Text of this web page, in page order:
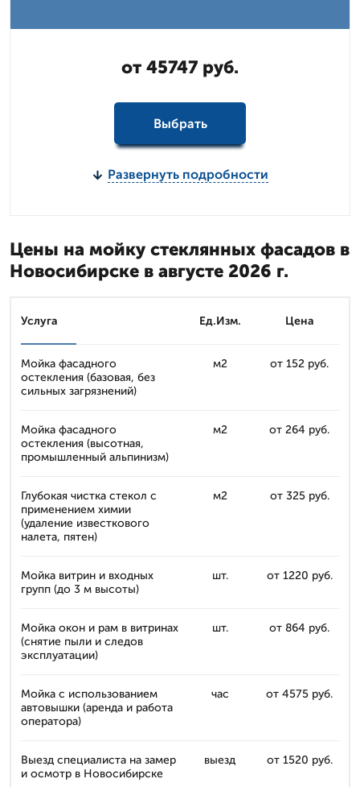
от 45747 руб.
Выбрать
Развернуть подробности
Цены на мойку стеклянных фасадов в
Новосибирске в августе 2026 г.
Услуга Ед.Изм. Цена
Мойка фасадного
остекления (базовая, без
сильных загрязнений)
м2 от 152 руб.
Мойка фасадного
остекления (высотная,
промышленный альпинизм)
м2 от 264 руб.
Глубокая чистка стекол с
применением химии
(удаление известкового
налета, пятен)
м2 от 325 руб.
Мойка витрин и входных
групп (до 3 м высоты)
шт. от 1220 руб.
Мойка окон и рам в витринах
(снятие пыли и следов
эксплуатации)
шт. от 864 руб.
Мойка с использованием
автовышки (аренда и работа
оператора)
час от 4575 руб.
Выезд специалиста на замер
и осмотр в Новосибирске
выезд от 1520 руб.